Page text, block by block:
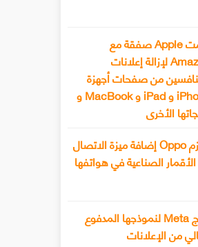
أبرمت Apple صفقة مع
Amazon لإزالة إعلانات
من صفحات أجهزة
iPhone و iPad و MacBook و
الأخرى
تعتزم Oppo إضافة ميزة الاتصال
الصناعية في هواتفها
تروج Meta لنموذجها المدفوع
من الإعلانات